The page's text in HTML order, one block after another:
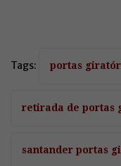
Tags: portas
retirada de portas
santander portas